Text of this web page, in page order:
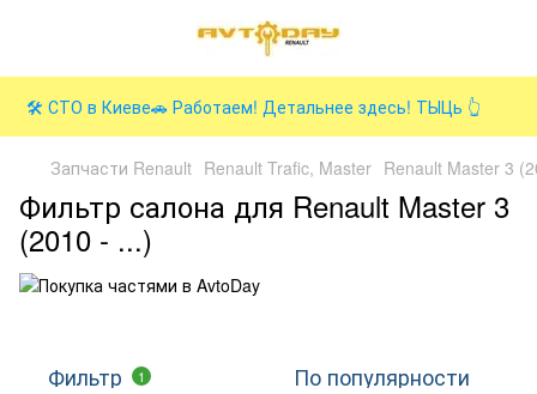
🛠️ СТО в Киеве🚗 Работаем! Детальнее здесь! ТЫЦь 👆
Запчасти Renault Renault Trafic, Master Renault Master 3
Фильтр салона для Renault Master 3
(2010 - ...)
Фильтр 1 По популярности